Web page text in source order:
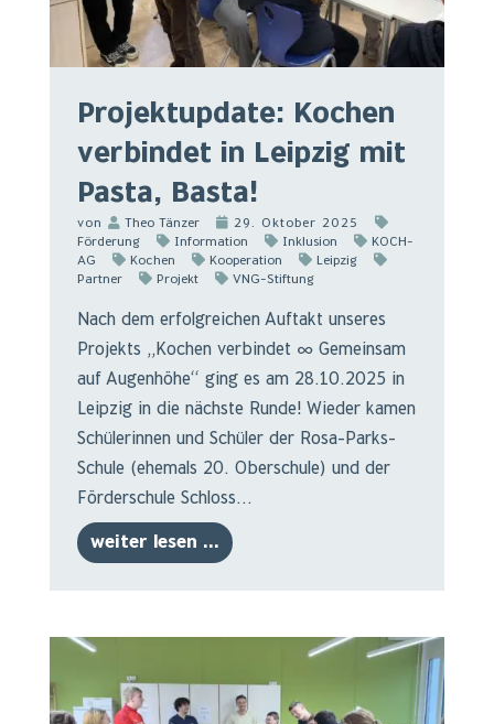
Projektupdate: Kochen
verbindet in Leipzig mit
Pasta, Basta!
von Theo Tänzer
29. Oktober 2025
Förderung
Information Inklusion
KOCH-
AG
Kochen Kooperation
Leipzig
Partner
Projekt VNG-Stiftung
Nach dem erfolgreichen Auftakt unseres
Projekts „Kochen verbindet ∞ Gemeinsam
auf Augenhöhe“ ging es am 28.10.2025 in
Leipzig in die nächste Runde! Wieder kamen
Schülerinnen und Schüler der Rosa-Parks-
Schule (ehemals 20. Oberschule) und der
Förderschule Schloss...
weiter lesen ...